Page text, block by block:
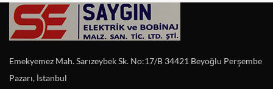
Emekyemez Mah. Sarızeybek Sk. No:17/B 34421 Beyoğlu Perşembe
Pazarı, İstanbul